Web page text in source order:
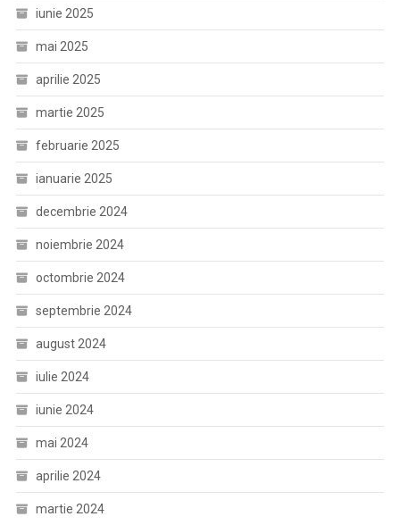
iunie 2025
mai 2025
aprilie 2025
martie 2025
februarie 2025
ianuarie 2025
decembrie 2024
noiembrie 2024
octombrie 2024
septembrie 2024
august 2024
iulie 2024
iunie 2024
mai 2024
aprilie 2024
martie 2024